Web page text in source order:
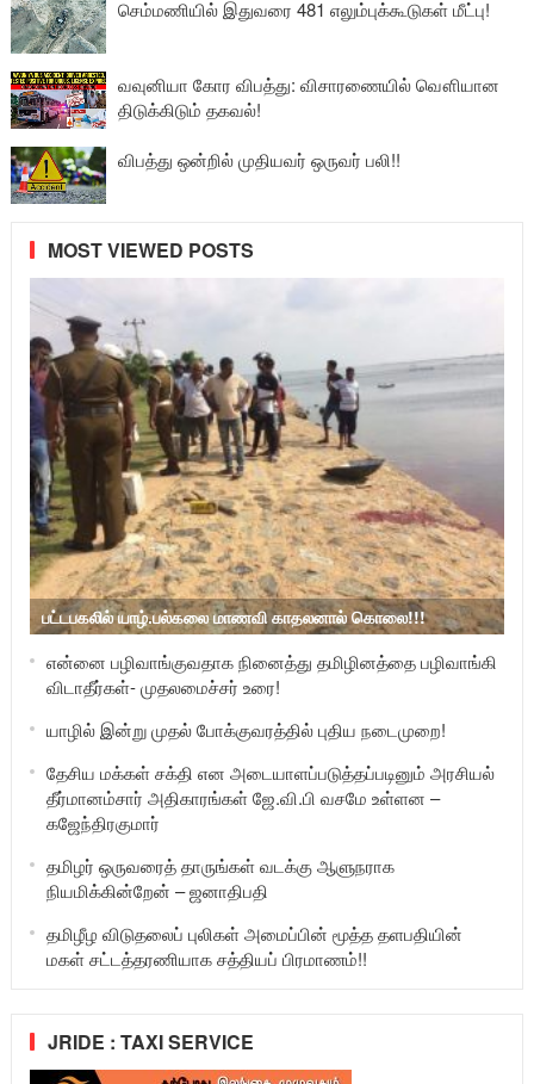
செம்மணியில் இதுவரை 481 எலும்புக்கூடுகள் மீட்பு!
வவுனியா கோர விபத்து: விசாரணையில் வௌியான
திடுக்கிடும் தகவல்!
விபத்து ஒன்றில் முதியவர் ஒருவர் பலி!!
MOST VIEWED POSTS
பட்டபகலில் யாழ்.பல்கலை மாணவி காதலனால் கொலை!!!
என்னை பழிவாங்குவதாக நினைத்து தமிழினத்தை பழிவாங்கி
விடாதீர்கள்- முதலமைச்சர் உரை!
யாழில் இன்று முதல் போக்குவரத்தில் புதிய நடைமுறை!
தேசிய மக்கள் சக்தி என அடையாளப்படுத்தப்படினும் அரசியல்
தீர்மானம்சார் அதிகாரங்கள் ஜே.வி.பி வசமே உள்ளன –
கஜேந்திரகுமார்
தமிழர் ஒருவரைத் தாருங்கள் வடக்கு ஆளுநராக
நியமிக்கின்றேன் – ஜனாதிபதி
தமிழீழ விடுதலைப் புலிகள் அமைப்பின் மூத்த தளபதியின்
மகள் சட்டத்தரணியாக சத்தியப் பிரமாணம்!!
JRIDE : TAXI SERVICE